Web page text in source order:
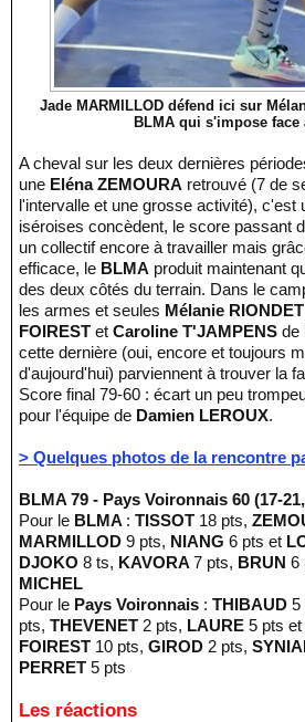
Jade MARMILLOD défend ici sur
BLMA qui s'impose face
A cheval sur les deux dernières périodes et avec notamment
une Eléna ZEMOURA retrouvé (7 de
l'intervalle et une grosse activité), c'est
iséroises concèdent, le score passant
un collectif encore à travailler mais
efficace, le BLMA produit maintenant
des deux côtés du terrain. Dans le
les armes et seules Mélanie RIONDET
FOIREST et Caroline T'JAMPENS de
cette dernière (oui, encore et toujours
d'aujourd'hui) parviennent à trouver la
Score final 79-60 : écart un peu
pour l'équipe de Damien LEROUX.
> Quelques photos de la rencontre
BLMA 79 - Pays Voironnais 60 (17-
Pour le BLMA : TISSOT 18 pts,
MARMILLOD 9 pts, NIANG 6 pts et
DJOKO 8 ts, KAVORA 7 pts, BRUN 6
MICHEL
Pour le Pays Voironnais : THIBAUD 5
pts, THEVENET 2 pts, LAURE 5 pts et
FOIREST 10 pts, GIROD 2 pts,
PERRET 5 pts
Les réactions